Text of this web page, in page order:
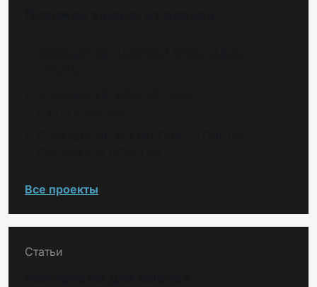
Все проекты
Статьи